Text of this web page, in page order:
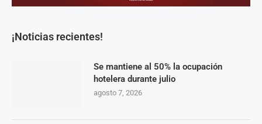
¡Noticias recientes!
Se mantiene al 50% la ocupación
hotelera durante julio
agosto 7, 2026